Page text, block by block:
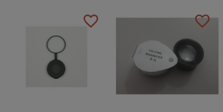
favorite_border favorite_border